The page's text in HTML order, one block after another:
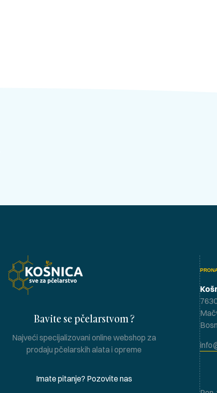
Bavite se pčelarstvom ?
Najveći specijalizovani online webshop za
prodaju pčelarskih alata i opreme
Imate pitanje? Pozovite nas